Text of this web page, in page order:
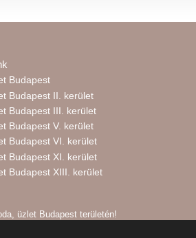
Budapest
Budapest II. kerület
Budapest III. kerület
Budapest V. kerület
Budapest VI. kerület
Budapest XI. kerület
Budapest XIII. kerület
üzlet Budapest területén!